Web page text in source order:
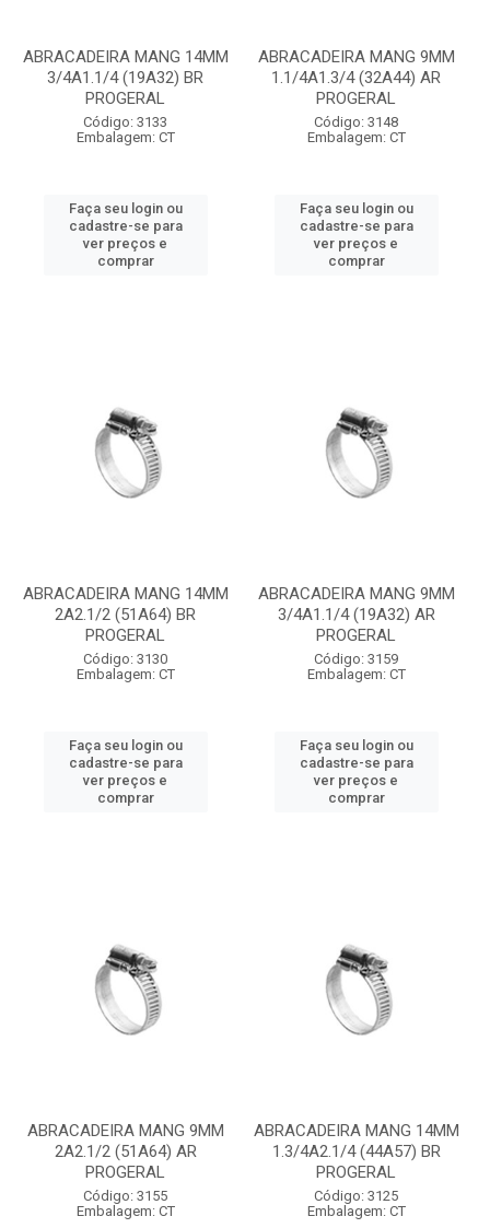
ABRACADEIRA MANG 14MM
3/4A1.1/4 (19A32) BR
PROGERAL
Código: 3133
Embalagem: CT
Faça seu login ou
cadastre-se para
ver preços e
comprar
ABRACADEIRA MANG 9MM
1.1/4A1.3/4 (32A44) AR
PROGERAL
Código: 3148
Embalagem: CT
Faça seu login ou
cadastre-se para
ver preços e
comprar
ABRACADEIRA MANG 14MM
2A2.1/2 (51A64) BR
PROGERAL
Código: 3130
Embalagem: CT
Faça seu login ou
cadastre-se para
ver preços e
comprar
ABRACADEIRA MANG 9MM
3/4A1.1/4 (19A32) AR
PROGERAL
Código: 3159
Embalagem: CT
Faça seu login ou
cadastre-se para
ver preços e
comprar
ABRACADEIRA MANG 9MM
2A2.1/2 (51A64) AR
PROGERAL
Código: 3155
Embalagem: CT
ABRACADEIRA MANG 14MM
1.3/4A2.1/4 (44A57) BR
PROGERAL
Código: 3125
Embalagem: CT